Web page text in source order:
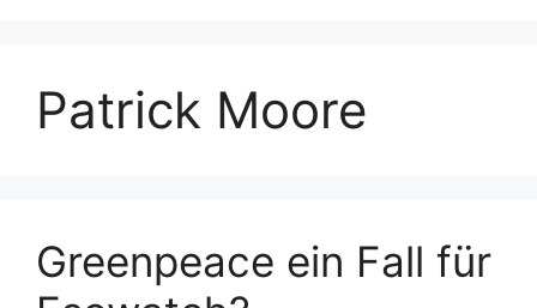
Patrick Moore
Greenpeace ein Fall für